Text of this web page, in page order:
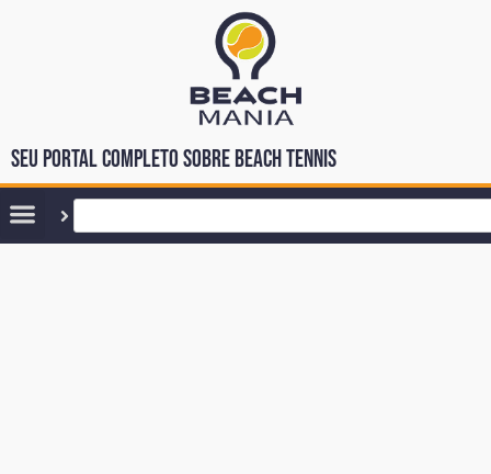
Seu portal completo sobre Beach Tennis